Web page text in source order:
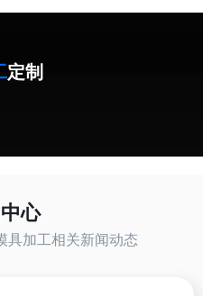
定制
心
具加工相关新闻动态